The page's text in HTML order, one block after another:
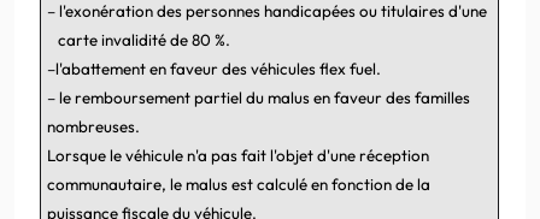
–l'exonération des personnes handicapées ou titulaires d'une
carte invalidité de 80 %.
–l'abattementen faveur des véhicules flex fuel.
–le remboursement partiel du malus en faveur des familles
nombreuses.
Lorsque le véhicule n'a pas fait l'objet d'une réception
communautaire, le malus est calculé en fonction de la
puissance fiscale du véhicule.